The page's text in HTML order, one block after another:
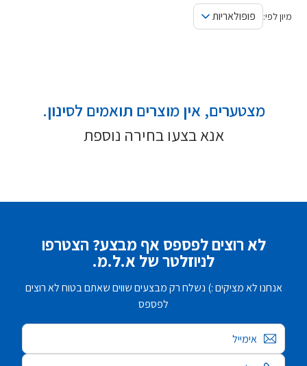
מיון לפי: פופולאריות
מצטערים, אין מוצרים תואמים לסינון.
אנא בצעו בחירה נוספת
לא רוצים לפספס אף מבצע? הצטרפו
לניוזלטר של א.ל.מ.
אנחנו לא מציקים :) נשלח רק מבצעים שווים שאתם בטוח לא רוצים
לפספס
אימייל